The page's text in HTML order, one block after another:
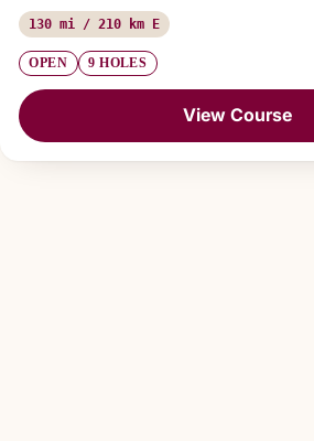
130 mi / 210 km E
OPEN 9 HOLES
View Course